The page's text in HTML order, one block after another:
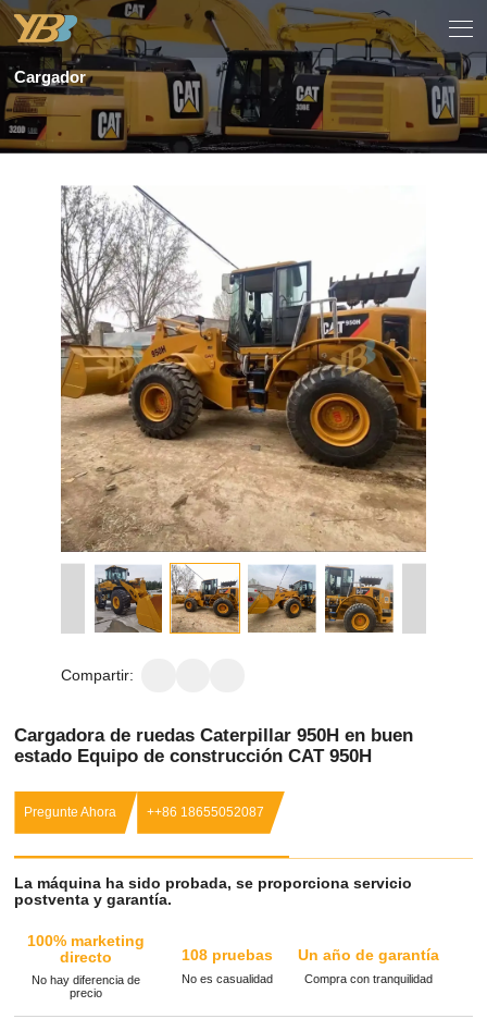
Cargador
Compartir:
Cargadora de ruedas Caterpillar 950H en buen
estado Equipo de construcción CAT 950H
Pregunte Ahora ++86 18655052087
La máquina ha sido probada, se proporciona servicio
postventa y garantía.
100% marketing
directo
No hay diferencia de
precio
108 pruebas
No es casualidad
Un año de garantía
Compra con tranquilidad